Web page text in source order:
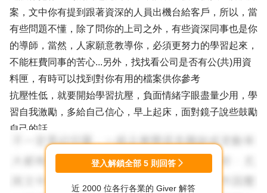
案，文中你有提到跟著資深的人員出機台給客戶，所以，當
有些問題不懂，除了問你的上司之外，有些資深同事也是你
的導師，當然，人家願意教導你，必須更努力的學習起來，
不能枉費同事的苦心...另外，找找看公司是否有公(共)用資
料匣，有時可以找到對你有用的檔案供你參考
抗壓性低，就要開始學習抗壓，負面情緒字眼盡量少用，學
習自我激勵，多給自己信心，早上起床，面對鏡子說些鼓勵
自己的話...
你的情況，許多人年輕時多少都有過相同的經驗，心理的障
礙，他人能做的有限，只有你自己才能解決....敞開心胸面對
登入解鎖全部 5 則回答
近 2000 位各行各業的 Giver 解答